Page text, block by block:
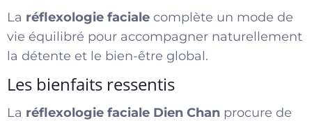
La réflexologie faciale complète un mode de
vie équilibré pour accompagner naturellement
la détente et le bien-être global.
Les bienfaits ressentis
La réflexologie faciale Dien Chan procure de